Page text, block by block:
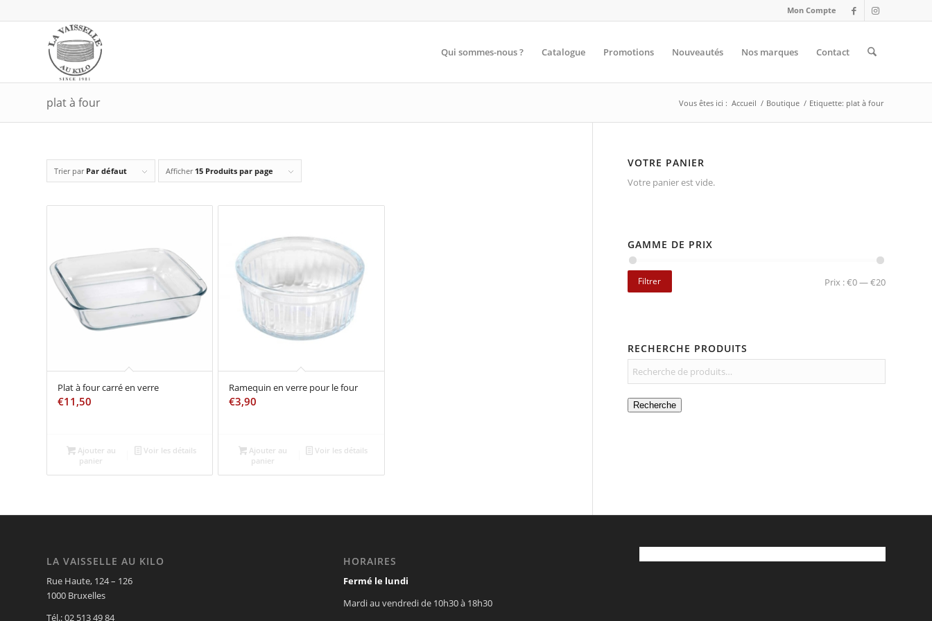
Mon Compte
Qui sommes-nous ? Catalogue Promotions Nouveautés Nos marques Contact
plat à four Vous êtes ici : Accueil / Boutique / Etiquette: plat à four
Trier par Par défaut Afficher 15 Produits par page
Plat à four carré en verre
€11,50
Ajouter au
panier
Voir les détails
Ramequin en verre pour le four
€3,90
Ajouter au
panier
Voir les détails
VOTRE PANIER
Votre panier est vide.
GAMME DE PRIX
Filtrer Prix :€0—€20
RECHERCHE PRODUITS
Recherche
LA VAISSELLE AU KILO
Rue Haute, 124 – 126
1000 Bruxelles
Tél.: 02 513 49 84
HORAIRES
Fermé le lundi
Mardi au vendredi de 10h30 à 18h30